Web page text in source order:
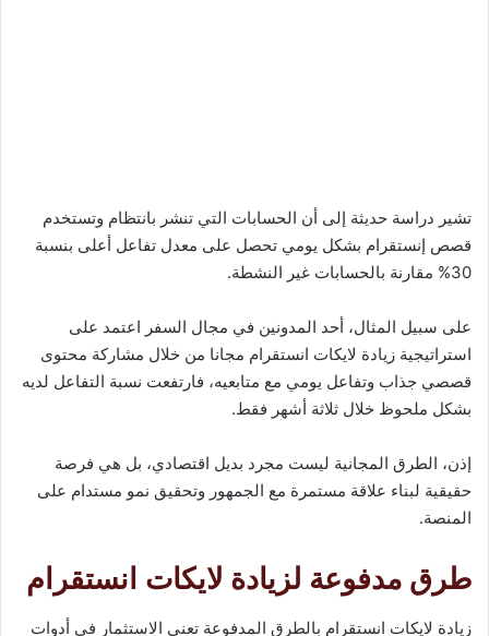
تشير دراسة حديثة إلى أن الحسابات التي تنشر بانتظام وتستخدم
قصص إنستقرام بشكل يومي تحصل على معدل تفاعل أعلى بنسبة
30% مقارنة بالحسابات غير النشطة.
على سبيل المثال، أحد المدونين في مجال السفر اعتمد على
استراتيجية زيادة لايكات انستقرام مجانا من خلال مشاركة محتوى
قصصي جذاب وتفاعل يومي مع متابعيه، فارتفعت نسبة التفاعل لديه
بشكل ملحوظ خلال ثلاثة أشهر فقط.
إذن، الطرق المجانية ليست مجرد بديل اقتصادي، بل هي فرصة
حقيقية لبناء علاقة مستمرة مع الجمهور وتحقيق نمو مستدام على
المنصة.
طرق مدفوعة لزيادة لايكات انستقرام
زيادة لايكات انستقرام بالطرق المدفوعة تعني الاستثمار في أدوات